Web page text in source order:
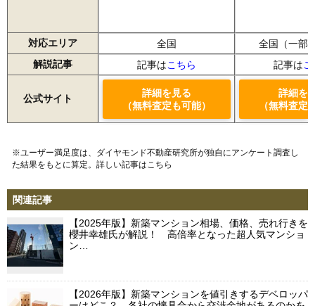
対応エリア 全国
全国（一部
解説記事
記事はこちら 記事は
公式サイト
詳細を見る
（無料査定も可能）
詳細を
（無料査定
※ユーザー満足度は、ダイヤモンド不動産研究所が独自にアンケート調査し
た結果をもとに算定。詳しい記事は こちら
関連記事
【2025年版】新築マンション相場、価格、売れ行きを
櫻井幸雄氏が解説！ 高倍率となった超人気マンショ
ン…
【2026年版】新築マンションを値引きするデベロッパ